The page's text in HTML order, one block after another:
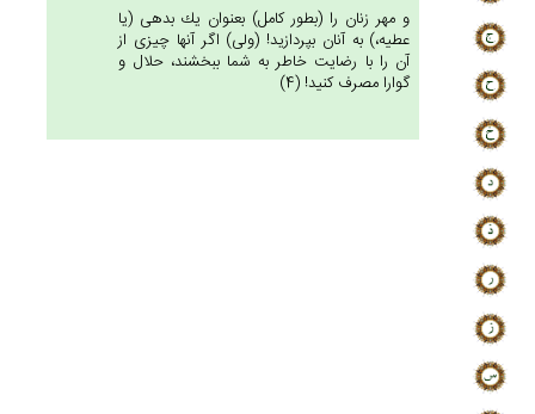
و مهر زنان را (بطور كامل) بعنوان يك بدهى (يا
عطيه،) به آنان بپردازيد! (ولى) اگر آنها چيزى از
آن را با رضايت خاطر به شما ببخشند، حلال و
گوارا مصرف كنيد! (4)